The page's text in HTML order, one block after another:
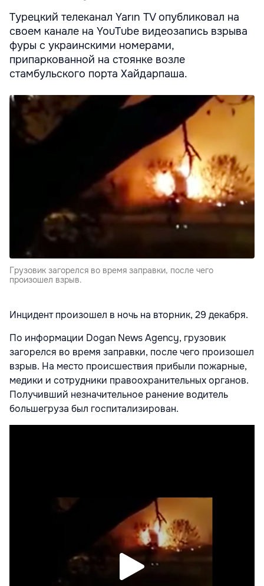
Турецкий телеканал Yarın TV опубликовал на
своем канале на YouTube видеозапись взрыва
фуры с украинскими номерами,
припаркованной на стоянке возле
стамбульского порта Хайдарпаша.
Грузовик загорелся во время заправки, после чего
произошел взрыв.
Инцидент произошел в ночь на вторник, 29 декабря.
По информации Dogan News Agency, грузовик
загорелся во время заправки, после чего произошел
взрыв. На место происшествия прибыли пожарные,
медики и сотрудники правоохранительных органов.
Получивший незначительное ранение водитель
большегруза был госпитализирован.